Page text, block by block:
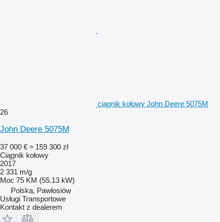
ciągnik kołowy John Deere 5075M
26
John Deere 5075M
37 000 € ≈ 159 300 zł
Ciągnik kołowy
2017
2 331 m/g
Moc 75 KM (55.13 kW)
Polska, Pawłosiów
Usługi Transportowe
Kontakt z dealerem